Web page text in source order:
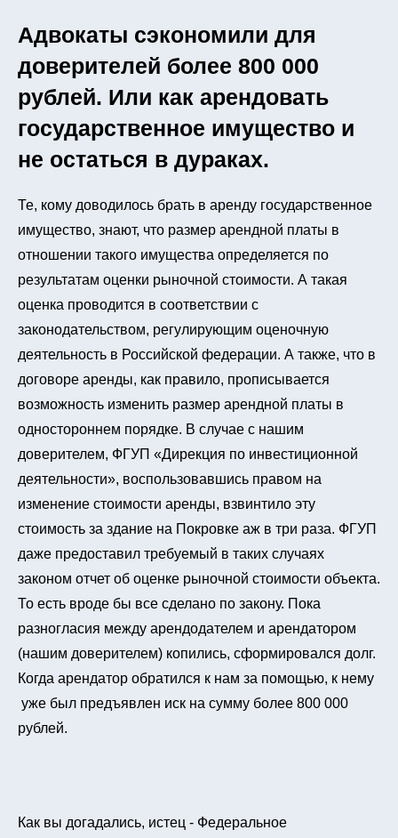
Адвокаты сэкономили для
доверителей более 800 000
рублей. Или как арендовать
государственное имущество и
не остаться в дураках.
Те, кому доводилось брать в аренду государственное
имущество, знают, что размер арендной платы в
отношении такого имущества определяется по
результатам оценки рыночной стоимости. А такая
оценка проводится в соответствии с
законодательством, регулирующим оценочную
деятельность в Российской федерации. А также, что в
договоре аренды, как правило, прописывается
возможность изменить размер арендной платы в
одностороннем порядке. В случае с нашим
доверителем, ФГУП «Дирекция по инвестиционной
деятельности», воспользовавшись правом на
изменение стоимости аренды, взвинтило эту
стоимость за здание на Покровке аж в три раза. ФГУП
даже предоставил требуемый в таких случаях
законом отчет об оценке рыночной стоимости объекта.
То есть вроде бы все сделано по закону. Пока
разногласия между арендодателем и арендатором
(нашим доверителем) копились, сформировался долг.
Когда арендатор обратился к нам за помощью, к нему
уже был предъявлен иск на сумму более 800 000
рублей.
Как вы догадались, истец - Федеральное